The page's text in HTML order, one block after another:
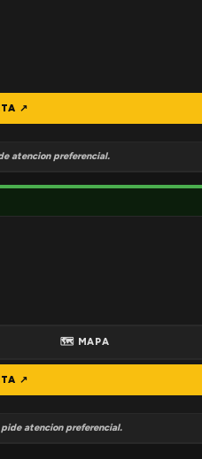
↗
atencion preferencial.
🗺 MAPA
↗
atencion preferencial.